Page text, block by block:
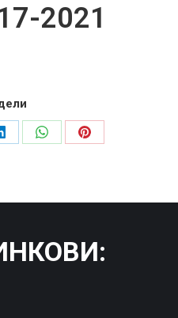
2021
Share
Share
: